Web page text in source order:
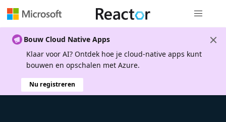
Bouw Cloud Native Apps
Klaar voor AI? Ontdek hoe je cloud-native apps kunt
bouwen en opschalen met Azure.
Nu registreren